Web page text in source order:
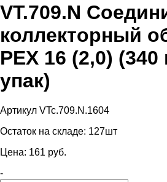
VT.709.N
коллекторный
РЕХ 16 (2,0) (340
упак)
Артикул VTc.709.N.1604
Остаток на складе: 127шт
Цена: 161 pуб.
-